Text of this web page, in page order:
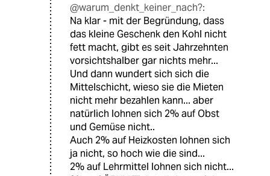
@warum_denkt_keiner_nach?:
Na klar - mit der Begründung, dass
das kleine Geschenk den Kohl nicht
fett macht, gibt es seit Jahrzehnten
vorsichtshalber gar nichts mehr...
Und dann wundert sich sich die
Mittelschicht, wieso sie die Mieten
nicht mehr bezahlen kann... aber
natürlich lohnen sich 2% auf Obst
und Gemüse nicht..
Auch 2% auf Heizkosten lohnen sich
ja nicht, so hoch wie die sind...
2% auf Lehrmittel lohnen sich nicht...